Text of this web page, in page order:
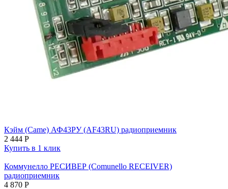
Кэйм (Came) АФ43РУ (AF43RU) радиоприемник
2 444 Р
Купить в 1 клик
Коммунелло РЕСИВЕР (Comunello RECEIVER)
радиоприемник
4 870 Р